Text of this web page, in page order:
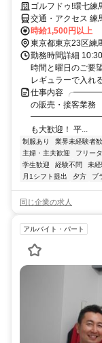
ゴルフドゥ!環七練
交通・アクセス 練
時給1,500円以上
東京都東京23区練
勤務時間詳細
時間と曜日のご要
レギュラーで入れ
仕事内容
の販売・接客業務
も大歓迎！ 平...
制服あり 業界未経験者
主婦・主夫歓迎
フリー
学生歓迎
経験不問 未
月1シフト提出
夕方 ブ
同じ企業の求人
アルバイト・パート